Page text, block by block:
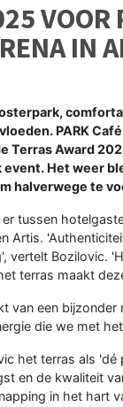
VOOR
IN
PARK
Terras Award
Het weer
halverwege te
tussen
Artis.
vertelt Bozilovic.
terras maakt
van een
die we met
het terras als
en de kwaliteit
in het hart